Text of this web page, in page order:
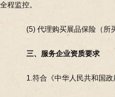
全程监控。
(5) 代理购买展品保险（所
三、服务企业资质要求
1.符合《中华人民共和国